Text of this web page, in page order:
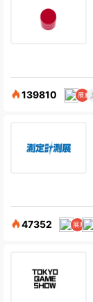
139810
47352